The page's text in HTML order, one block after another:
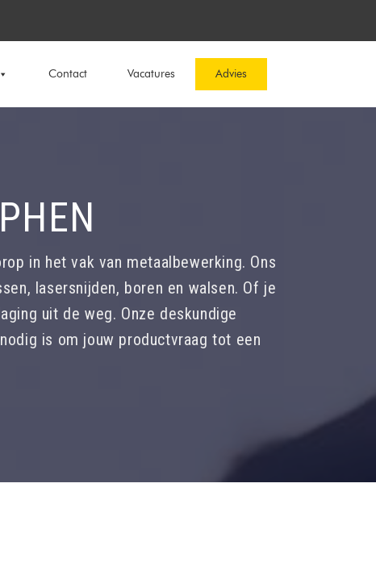
Contact Vacatures Advies
in het vak van metaalbewerking. Ons
lasersnijden, boren en walsen. Of je
uit de weg. Onze deskundige
is om jouw productvraag tot een